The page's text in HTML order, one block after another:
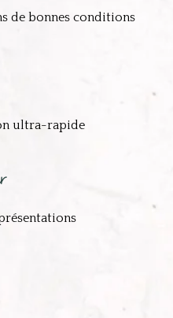
de bonnes conditions
ultra-rapide